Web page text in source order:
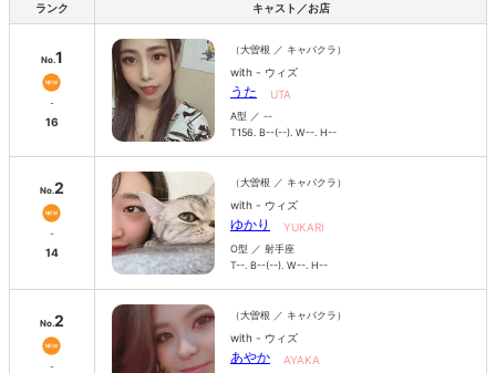
ランク キャスト／お店
No.1
-
16
（大曽根 ／ キャバクラ）
with - ウィズ
うた UTA
A型 ／ --
T156. B--(--). W--. H--
No.2
-
14
（大曽根 ／ キャバクラ）
with - ウィズ
ゆかり YUKARI
O型 ／ 射手座
T--. B--(--). W--. H--
No.2
-
（大曽根 ／ キャバクラ）
with - ウィズ
あやか AYAKA